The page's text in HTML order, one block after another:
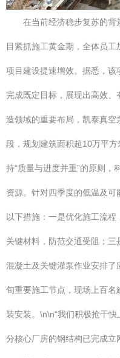
在当前经济稳步复苏的背
目紧抓施工黄金期，全体员
项目建设提速增效。据悉，
完成既定目标，展现出高效
造领域的重要布局，凯泰真
段，规划建筑面积超10万平
持“质量与进度并重”的原则，
资源。针对四季度的低温及
以下措施：一是优化施工流
关键材料，防范交通受阻；
混凝土及关键灌泵作业安排
旬重要施工节点，现场上百
装安装。\n\n“我们积极抢干
分核心厂房的钢结构已完成